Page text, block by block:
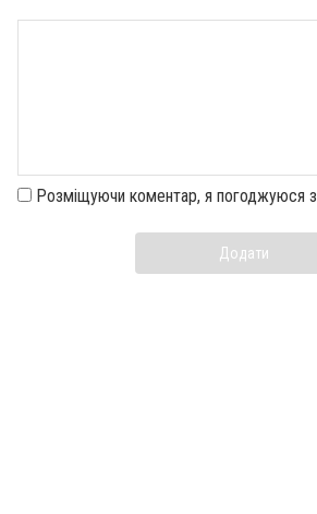
Розміщуючи коментар, я погоджуюся з
Додати